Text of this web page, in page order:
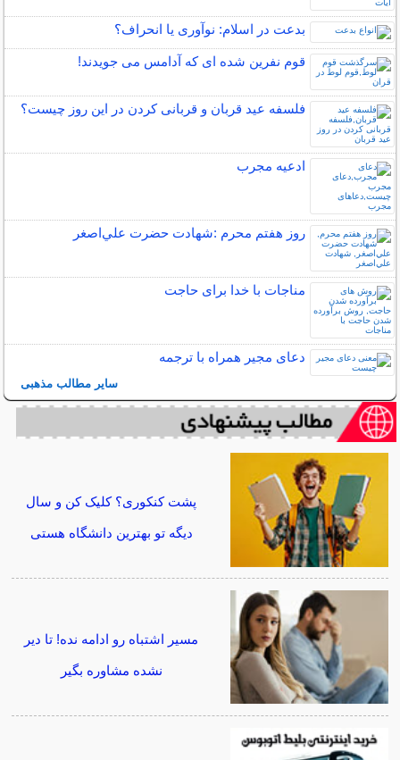
بدعت در اسلام: نوآوری یا انحراف؟
قوم نفرین شده ای که آدامس می جویدند!
فلسفه عید قربان و قربانی کردن در این روز چیست؟
ادعیه مجرب
روز هفتم محرم :شهادت حضرت علي‌اصغر
مناجات با خدا برای حاجت
دعای مجیر همراه با ترجمه
سایر مطالب مذهبی
پشت کنکوری؟ کلیک کن و سال
دیگه تو بهترین دانشگاه هستی
مسیر اشتباه رو ادامه نده! تا دیر
نشده مشاوره بگیر